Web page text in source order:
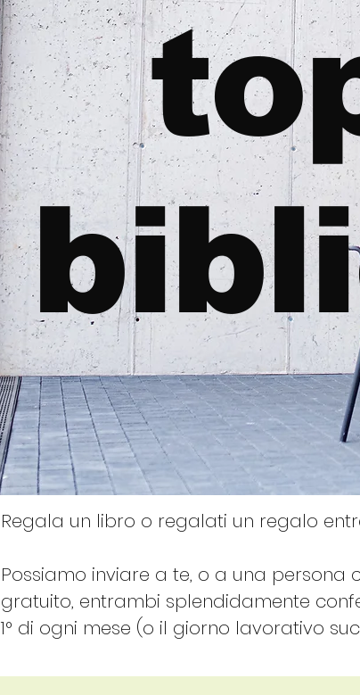
Regala un libro o regalati un regalo
Possiamo inviare a te, o a una persona
gratuito, entrambi splendidamente
1° di ogni mese (o il giorno lavorativo